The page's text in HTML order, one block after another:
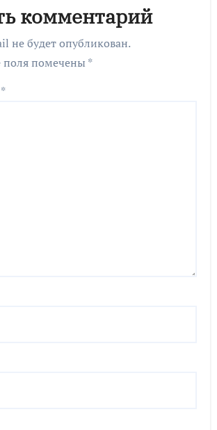
комментарий
не будет опубликован.
поля помечены *
*